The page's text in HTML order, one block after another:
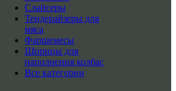
Слайсеры
Тендерайзеры для
мяса
Фаршемесы
Шприцы для
наполнения колбас
Все категории